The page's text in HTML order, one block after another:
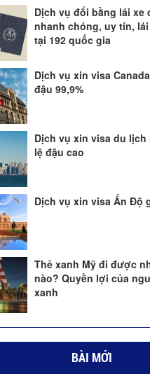
Dịch vụ đổi bằng lái xe
nhanh chóng, uy tín,
tại 192 quốc gia
Dịch vụ xin visa
đậu 99,9%
Dịch vụ xin visa du
lệ đậu cao
Dịch vụ xin visa Ấn Độ
Thẻ xanh Mỹ đi được
nào? Quyền lợi của
xanh
BÀI MỚI